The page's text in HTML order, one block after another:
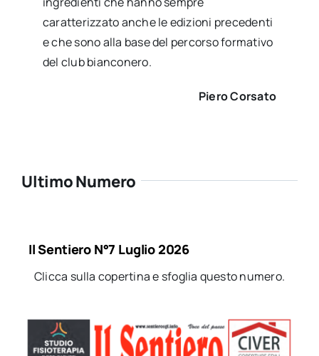
caratterizzato anche le edizioni precedenti
e che sono alla base del percorso formativo
del club bianconero.
Piero Corsato
Ultimo Numero
Il Sentiero N°7 Luglio 2026
Clicca sulla copertina e sfoglia questo numero.